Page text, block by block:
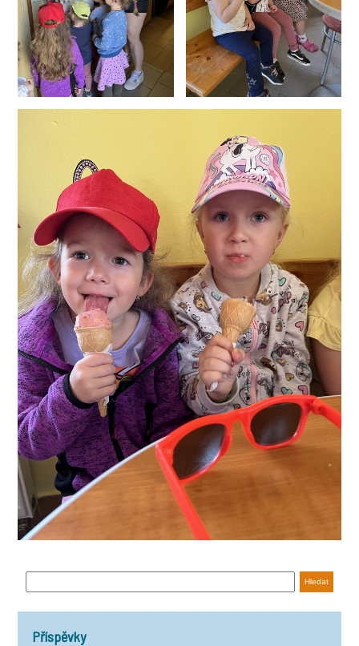
Příspěvky